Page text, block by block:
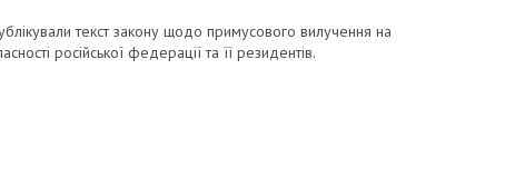
текст закону щодо примусового вилучення на
російської федерації та її резидентів.